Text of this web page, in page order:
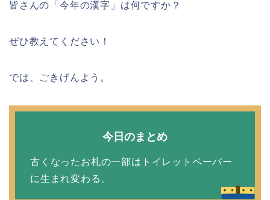
皆さんの「今年の漢字」は何ですか？
ぜひ教えてください！
では、ごきげんよう。
今日のまとめ
古くなったお札の一部はトイレットペーパー
に生まれ変わる。